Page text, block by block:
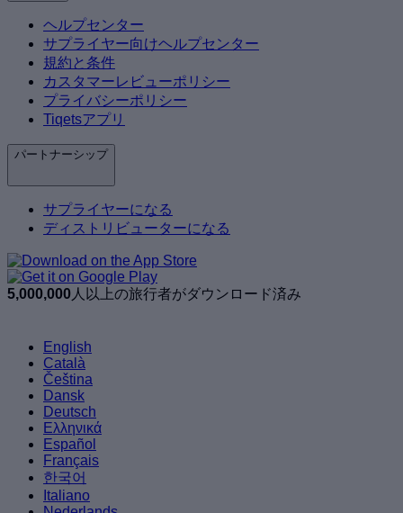
ヘルプセンター
サプライヤー向けヘルプセンター
規約と条件
カスタマーレビューポリシー
プライバシーポリシー
Tiqetsアプリ
パートナーシップ
サプライヤーになる
ディストリビューターになる
5,000,000 人以上の旅行者がダウンロード済み
English
Català
Čeština
Dansk
Deutsch
Ελληνικά
Español
Français
한국어
Italiano